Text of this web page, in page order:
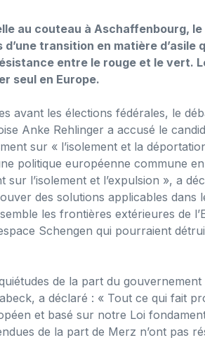
au couteau à Aschaffenbourg,
d’une transition en matière
entre le rouge et le vert.
seul en Europe.
avant les élections fédérales, le
Anke Rehlinger a accusé le
sur « l’isolement et la
politique européenne commune
sur l’isolement et l’expulsion », a
des solutions applicables dans
les frontières extérieures de
Schengen qui pourraient
de la part du
a déclaré : « Tout ce qui fait
et basé sur notre Loi
de la part de Merz n’ont pas